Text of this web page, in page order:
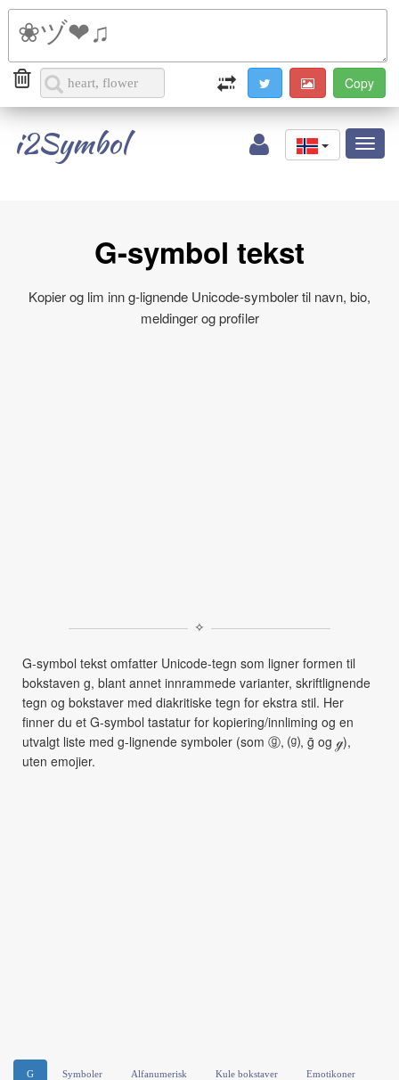
i2Symbol
G-symbol tekst
Kopier og lim inn g-lignende Unicode-symboler til navn, bio,
meldinger og profiler
✧
G-symbol tekst omfatter Unicode-tegn som ligner formen til
bokstaven g, blant annet innrammede varianter, skriftlignende
tegn og bokstaver med diakritiske tegn for ekstra stil. Her
finner du et G-symbol tastatur for kopiering/innliming og en
utvalgt liste med g-lignende symboler (som ⓖ, ⒢, ḡ og ℊ),
uten emojier.
G Symboler Alfanumerisk Kule bokstaver Emotikoner